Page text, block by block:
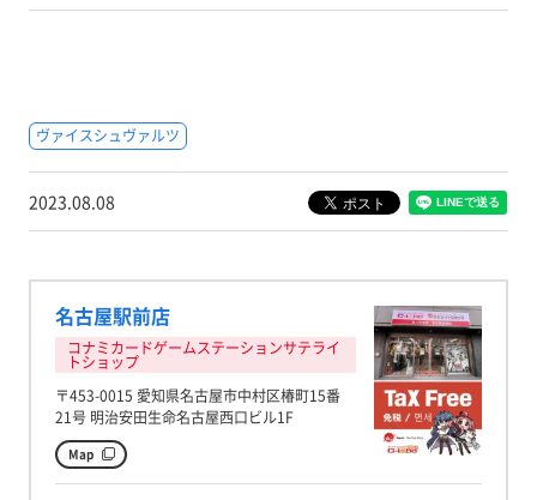
ヴァイスシュヴァルツ
2023.08.08
名古屋駅前店
コナミカードゲームステーションサテライ
トショップ
〒453-0015 愛知県名古屋市中村区椿町15番
21号 明治安田生命名古屋西口ビル1F
Map